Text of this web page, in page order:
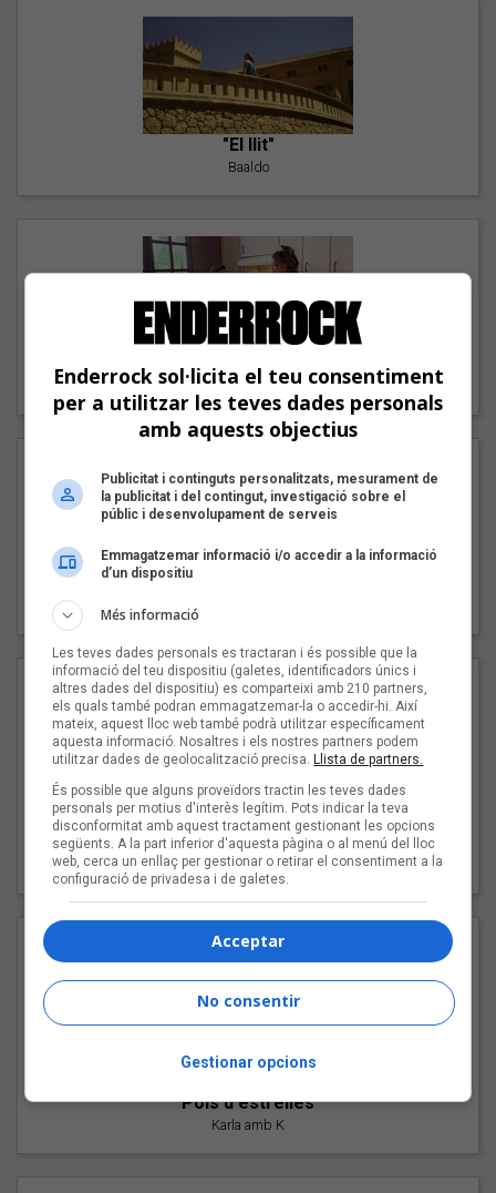
"El llit"
Baaldo
"Lo bueno y lo malo"
Carmen y María
Pep Álvarez amb Joan Muntaner (Xanguito)
"Les cabres"
94 Rules amb Compte
"Pols d'estrelles"
Karla amb K
Enderrock sol·licita el teu consentiment
per a utilitzar les teves dades personals
amb aquests objectius
Publicitat i continguts personalitzats, mesurament de
la publicitat i del contingut, investigació sobre el
públic i desenvolupament de serveis
Emmagatzemar informació i/o accedir a la informació
d’un dispositiu
Més informació
Les teves dades personals es tractaran i és possible que la
informació del teu dispositiu (galetes, identificadors únics i
altres dades del dispositiu) es comparteixi amb 210 partners,
els quals també podran emmagatzemar-la o accedir-hi. Així
mateix, aquest lloc web també podrà utilitzar específicament
aquesta informació. Nosaltres i els nostres partners podem
utilitzar dades de geolocalització precisa. Llista de partners.
És possible que alguns proveïdors tractin les teves dades
personals per motius d'interès legítim. Pots indicar la teva
disconformitat amb aquest tractament gestionant les opcions
següents. A la part inferior d'aquesta pàgina o al menú del lloc
web, cerca un enllaç per gestionar o retirar el consentiment a la
configuració de privadesa i de galetes.
Acceptar
No consentir
Gestionar opcions